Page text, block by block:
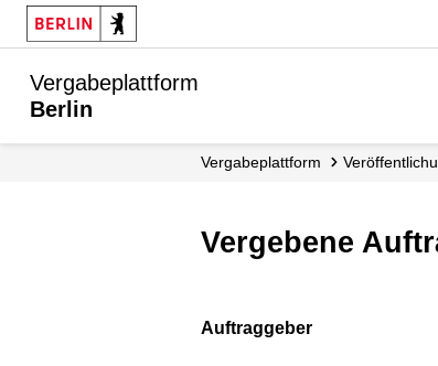
Vergabeplattform
Berlin
Vergabe­plattform
Vergebene
Auftraggeber